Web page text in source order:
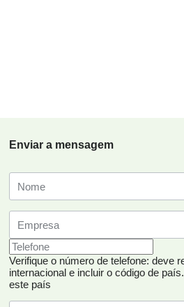
Enviar a mensagem
Verifique o número de telefone: deve
internacional e incluir o código de país.
este país